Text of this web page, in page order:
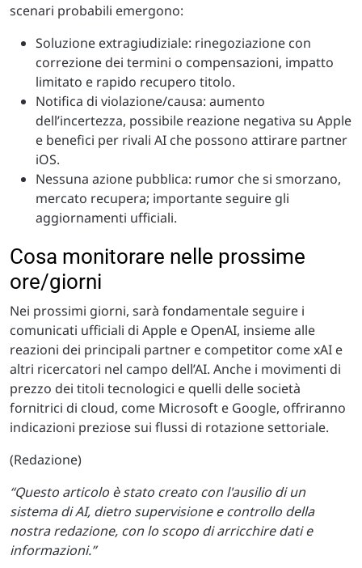
scenari probabili emergono:
Soluzione extragiudiziale: rinegoziazione con
correzione dei termini o compensazioni, impatto
limitato e rapido recupero titolo.
Notifica di violazione/causa: aumento
dell’incertezza, possibile reazione negativa su Apple
e benefici per rivali AI che possono attirare partner
iOS.
Nessuna azione pubblica: rumor che si smorzano,
mercato recupera; importante seguire gli
aggiornamenti ufficiali.
Cosa monitorare nelle prossime
ore/giorni
Nei prossimi giorni, sarà fondamentale seguire i
comunicati ufficiali di Apple e OpenAI, insieme alle
reazioni dei principali partner e competitor come xAI e
altri ricercatori nel campo dell’AI. Anche i movimenti di
prezzo dei titoli tecnologici e quelli delle società
fornitrici di cloud, come Microsoft e Google, offriranno
indicazioni preziose sui flussi di rotazione settoriale.
(Redazione)
“Questo articolo è stato creato con l'ausilio di un
sistema di AI, dietro supervisione e controllo della
nostra redazione, con lo scopo di arricchire dati e
informazioni.”